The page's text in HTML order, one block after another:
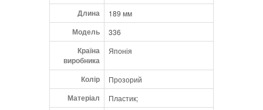
Длина 189 мм
Модель 336
Країна
виробника
Японія
Колір Прозорий
Матеріал Пластик;